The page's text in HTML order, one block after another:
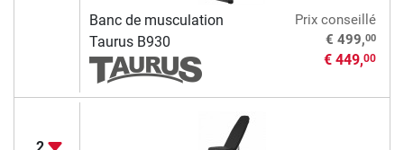
Banc de musculation
Taurus B930
Prix conseillé
€ 499,00
€ 449,00